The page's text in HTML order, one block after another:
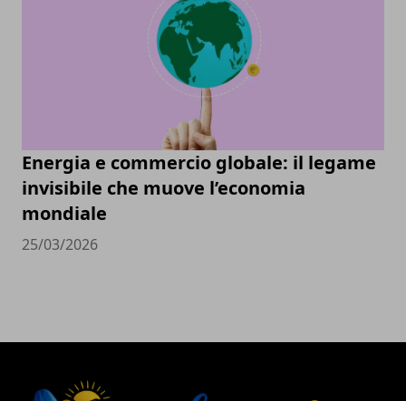
Energia e commercio globale: il legame
invisibile che muove l’economia
mondiale
25/03/2026